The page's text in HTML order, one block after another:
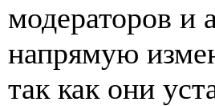
модераторов и
напрямую
так как они